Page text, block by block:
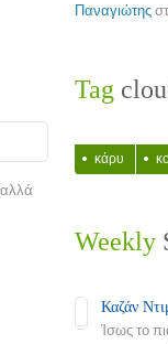
Παναγιώτης
Tag
κάρυ
Weekly
Καζάν
Ίσως το